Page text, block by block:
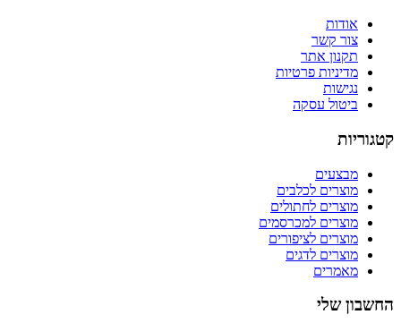
אודות
צור קשר
תקנון אתר
מדיניות פרטיות
נגישות
ביטול עסקה
קטגוריות
מבצעים
מוצרים לכלבים
מוצרים לחתולים
מוצרים למכרסמים
מוצרים לציפורים
מוצרים לדגים
מאמרים
החשבון שלי